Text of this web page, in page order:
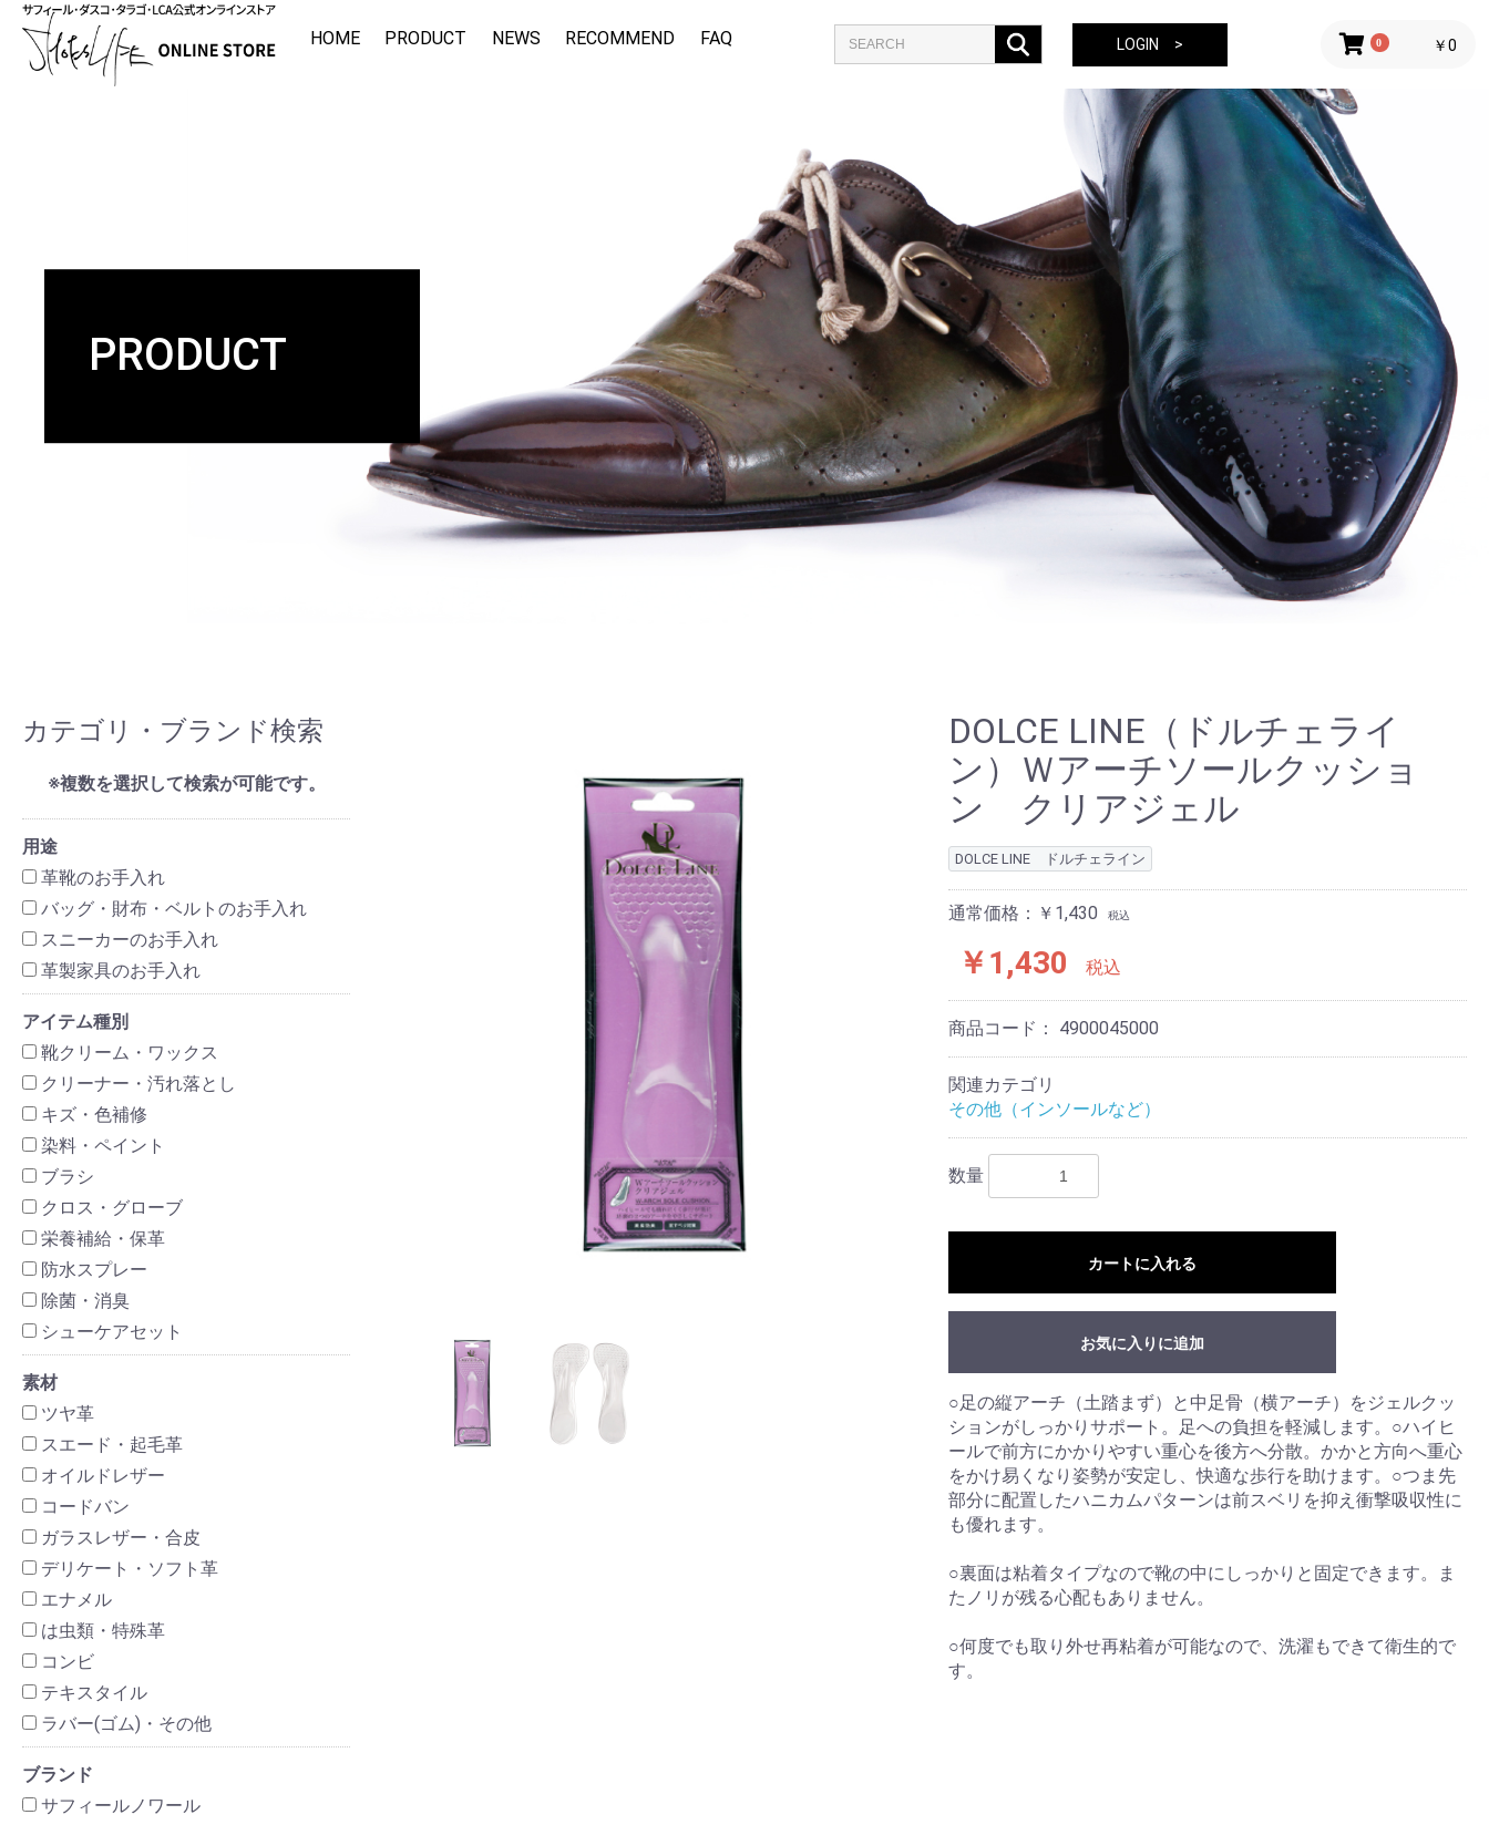
HOME PRODUCT NEWS RECOMMEND FAQ LOGIN > 0 ￥0
PRODUCT
カテゴリ・ブランド検索
※複数を選択して検索が可能です。
用途
革靴のお手入れ
バッグ・財布・ベルトのお手入れ
スニーカーのお手入れ
革製家具のお手入れ
アイテム種別
靴クリーム・ワックス
クリーナー・汚れ落とし
キズ・色補修
染料・ペイント
ブラシ
クロス・グローブ
栄養補給・保革
防水スプレー
除菌・消臭
シューケアセット
素材
ツヤ革
スエード・起毛革
オイルドレザー
コードバン
ガラスレザー・合皮
デリケート・ソフト革
エナメル
は虫類・特殊革
コンビ
テキスタイル
ラバー(ゴム)・その他
ブランド
サフィールノワール
DOLCE LINE（ドルチェライ
ン）Ｗアーチソールクッショ
ン クリアジェル
DOLCE LINE ドルチェライン
通常価格：￥1,430 税込
￥1,430 税込
商品コード： 4900045000
関連カテゴリ
その他（インソールなど）
数量
カートに入れる
お気に入りに追加
○足の縦アーチ（土踏まず）と中足骨（横アーチ）をジェルクッ
ションがしっかりサポート。足への負担を軽減します。○ハイヒ
ールで前方にかかりやすい重心を後方へ分散。かかと方向へ重心
をかけ易くなり姿勢が安定し、快適な歩行を助けます。○つま先
部分に配置したハニカムパターンは前スベリを抑え衝撃吸収性に
も優れます。
○裏面は粘着タイプなので靴の中にしっかりと固定できます。ま
たノリが残る心配もありません。
○何度でも取り外せ再粘着が可能なので、洗濯もできて衛生的で
す。